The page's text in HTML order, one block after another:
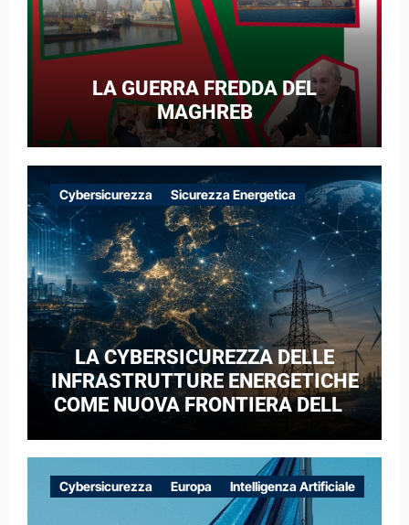
LA GUERRA FREDDA DEL
MAGHREB
Cybersicurezza Sicurezza Energetica
LA CYBERSICUREZZA DELLE
INFRASTRUTTURE ENERGETICHE
COME NUOVA FRONTIERA DELLA
CASO DELLE RETI ELETTRICHE
EUROPEE NEL CONTESTO DELLA
GUERRA IBRIDA
Cybersicurezza Europa Intelligenza Artificiale